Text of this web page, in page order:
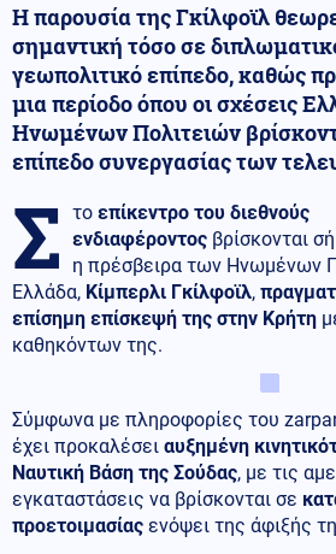
Η παρουσία της Γκίλφοϊλ
σημαντική τόσο σε
γεωπολιτικό επίπεδο, καθώς
μια περίοδο όπου οι σχέσεις
Ηνωμένων Πολιτειών
επίπεδο συνεργασίας των
Σ το επίκεντρο του διεθνούς
ενδιαφέροντος βρίσκονται
η πρέσβειρα των Ηνωμένων
Ελλάδα, Κίμπερλι Γκίλφοϊλ,
επίσημη επίσκεψή της στην Κρήτη
καθηκόντων της.
Σύμφωνα με πληροφορίες του
έχει προκαλέσει αυξημένη
Ναυτική Βάση της Σούδας, με τις
εγκαταστάσεις να βρίσκονται σε
προετοιμασίας ενόψει της άφιξής